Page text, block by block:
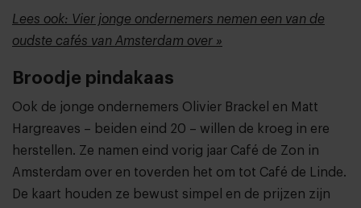
Lees ook: Vier jonge ondernemers nemen een van de
oudste cafés van Amsterdam over »
Broodje pindakaas
Ook de jonge ondernemers Olivier Brackel en Matt
Hargreaves – beiden eind 20 – willen de kroeg in ere
herstellen. Ze namen eind vorig jaar Café de Zon in
Amsterdam over en toverden het om tot Café de Linde.
De kaart houden ze bewust simpel en de prijzen zijn